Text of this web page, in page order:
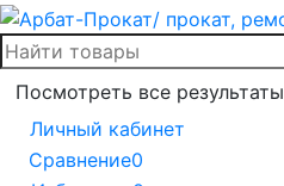
Посмотреть все результаты
Личный кабинет
Сравнение0